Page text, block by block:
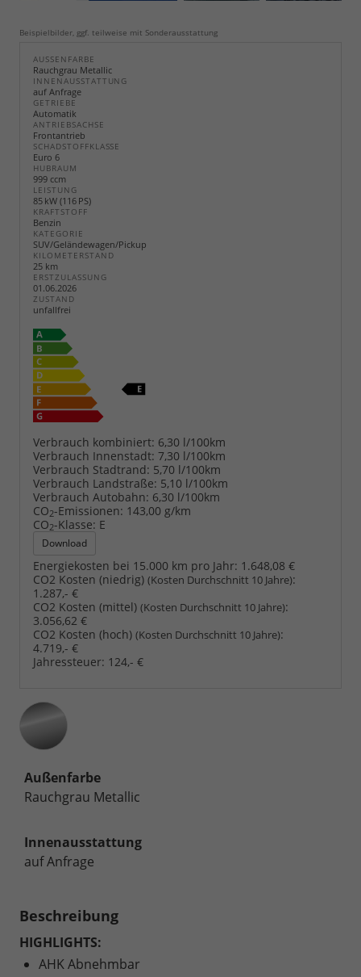
Beispielbilder, ggf. teilweise mit Sonderausstattung
AUSSENFARBE
Rauchgrau Metallic
INNENAUSSTATTUNG
auf Anfrage
GETRIEBE
Automatik
ANTRIEBSACHSE
Frontantrieb
SCHADSTOFFKLASSE
Euro 6
HUBRAUM
999 ccm
LEISTUNG
85 kW (116 PS)
KRAFTSTOFF
Benzin
KATEGORIE
SUV/Geländewagen/Pickup
KILOMETERSTAND
25 km
ERSTZULASSUNG
01.06.2026
ZUSTAND
unfallfrei
Verbrauch kombiniert: 6,30 l/100km
Verbrauch Innenstadt: 7,30 l/100km
Verbrauch Stadtrand: 5,70 l/100km
Verbrauch Landstraße: 5,10 l/100km
Verbrauch Autobahn: 6,30 l/100km
CO2-Emissionen: 143,00 g/km
CO2-Klasse: E
Download
Energiekosten bei 15.000 km pro Jahr: 1.648,08 €
CO2 Kosten (niedrig) (Kosten Durchschnitt 10 Jahre):
1.287,- €
CO2 Kosten (mittel) (Kosten Durchschnitt 10 Jahre):
3.056,62 €
CO2 Kosten (hoch) (Kosten Durchschnitt 10 Jahre):
4.719,- €
Jahressteuer: 124,- €
Außenfarbe
Rauchgrau Metallic
Innenausstattung
auf Anfrage
Beschreibung
HIGHLIGHTS:
AHK Abnehmbar